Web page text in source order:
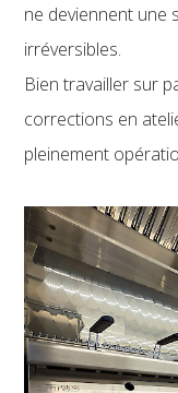
ne deviennent une
irréversibles.
Bien travailler sur
corrections en
pleinement